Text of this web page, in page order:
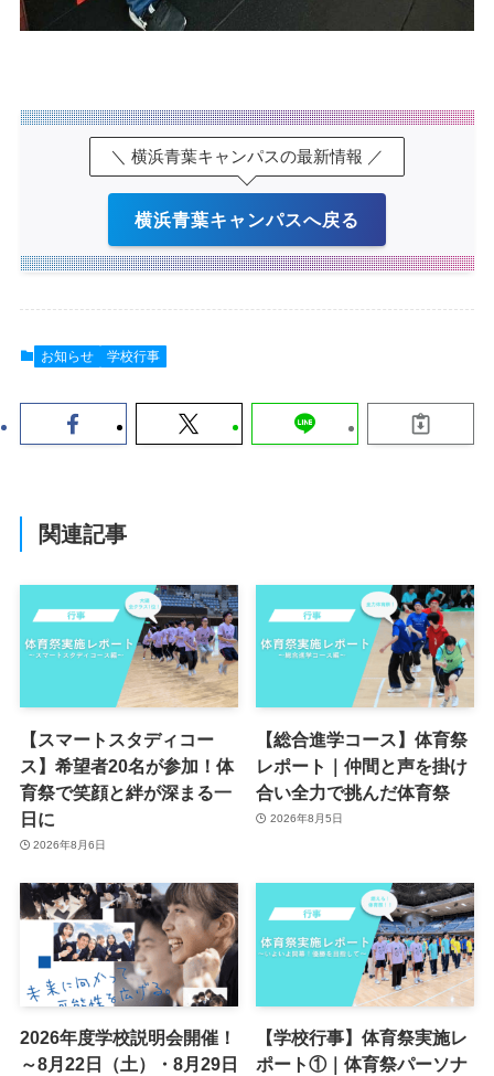
＼ 横浜青葉キャンパスの最新情報 ／
横浜青葉キャンパスへ戻る
お知らせ 学校行事
関連記事
【スマートスタディコー
ス】希望者20名が参加！体
育祭で笑顔と絆が深まる一
日に
2026年8月6日
【総合進学コース】体育祭
レポート｜仲間と声を掛け
合い全力で挑んだ体育祭
2026年8月5日
2026年度学校説明会開催！
～8月22日（土）・8月29日
【学校行事】体育祭実施レ
ポート①｜体育祭パーソナ